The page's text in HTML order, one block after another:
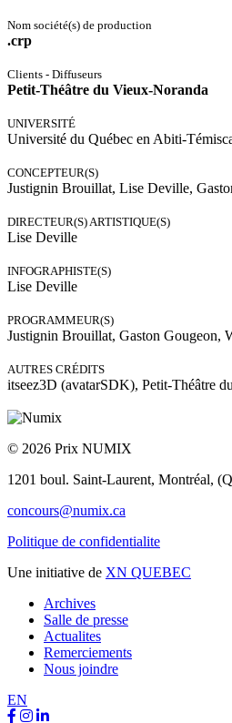
Nom société(s) de production
.crp
Clients - Diffuseurs
Petit-Théâtre du Vieux-Noranda
UNIVERSITÉ
Université du Québec en Abiti-
CONCEPTEUR(S)
Justignin Brouillat, Lise Deville,
DIRECTEUR(S) ARTISTIQUE(S)
Lise Deville
INFOGRAPHISTE(S)
Lise Deville
PROGRAMMEUR(S)
Justignin Brouillat, Gaston Gougeon,
AUTRES CRÉDITS
itseez3D (avatarSDK), Petit-Théâtre
© 2026 Prix NUMIX
1201 boul. Saint-Laurent, Montréal,
concours@numix.ca
Politique de confidentialite
Une initiative de XN QUEBEC
Archives
Salle de presse
Actualites
Remerciements
Nous joindre
EN